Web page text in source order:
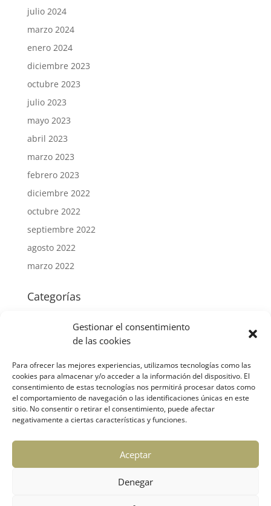
Gestionar el consentimiento
de las cookies
Para ofrecer las mejores experiencias, utilizamos tecnologías como las
cookies para almacenar y/o acceder a la información del dispositivo. El
consentimiento de estas tecnologías nos permitirá procesar datos como
el comportamiento de navegación o las identificaciones únicas en este
sitio. No consentir o retirar el consentimiento, puede afectar
negativamente a ciertas características y funciones.
Aceptar
Denegar
julio 2024
marzo 2024
enero 2024
diciembre 2023
octubre 2023
julio 2023
mayo 2023
abril 2023
marzo 2023
febrero 2023
diciembre 2022
octubre 2022
septiembre 2022
agosto 2022
marzo 2022
Categorías
Contable
Subvenciones
Otros temas de interés